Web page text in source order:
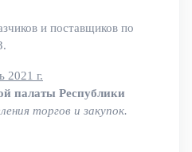
и поставщиков по
2021 г.
палаты Республики
торгов и закупок.